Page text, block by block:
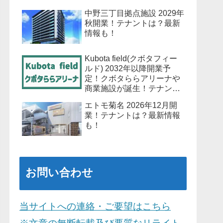
中野三丁目拠点施設 2029年
秋開業！テナントは？最新
情報も！
Kubota field(クボタフィー
ルド) 2032年以降開業予
定！クボタららアリーナや
商業施設が誕生！テナント
エトモ菊名 2026年12月開
業！テナントは？最新情報
も！
お問い合わせ
当サイトへの連絡・ご要望はこちら